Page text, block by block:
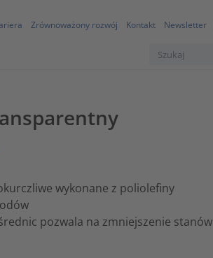
Zrównoważony rozwój Kontakt Newsletter
wykonane z poliolefiny
pozwala na zmniejszenie stanów